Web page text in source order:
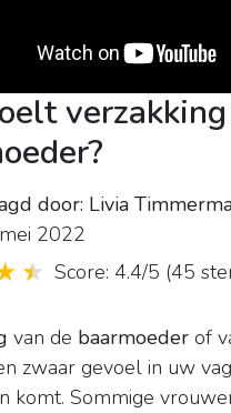
verzakking
door: Livia
2022
Score: 4.4/5 (45
van de baarmoeder of
zwaar gevoel in uw
komt. Sommige